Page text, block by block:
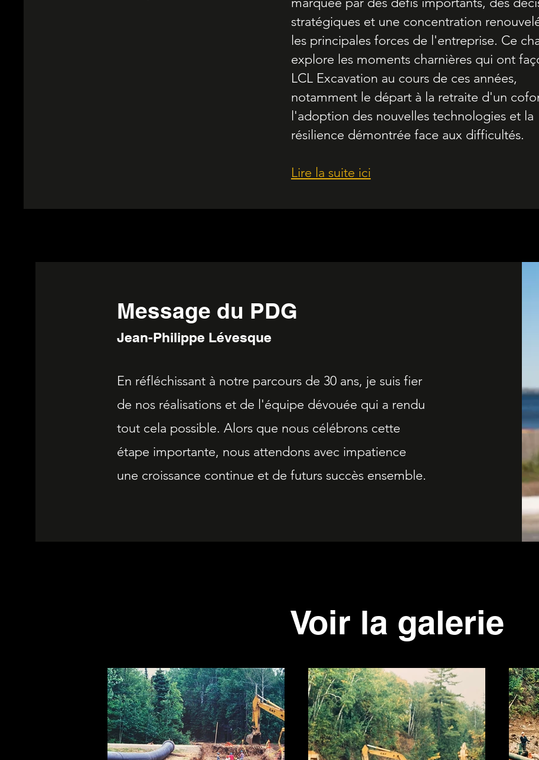
stratégiques et une concentration
les principales forces de l'entreprise. Ce
explore les moments charnières qui ont
LCL Excavation au cours de ces années,
notamment le départ à la retraite d'un
l'adoption des nouvelles technologies et la
résilience démontrée face aux difficultés.
Lire la suite ici
Message du PDG
Jean-Philippe Lévesque
En réfléchissant à notre parcours de 30 ans, je suis fier
de nos réalisations et de l'équipe dévouée qui a rendu
tout cela possible. Alors que nous célébrons cette
étape importante, nous attendons avec impatience
une croissance continue et de futurs succès ensemble.
Voir la galerie